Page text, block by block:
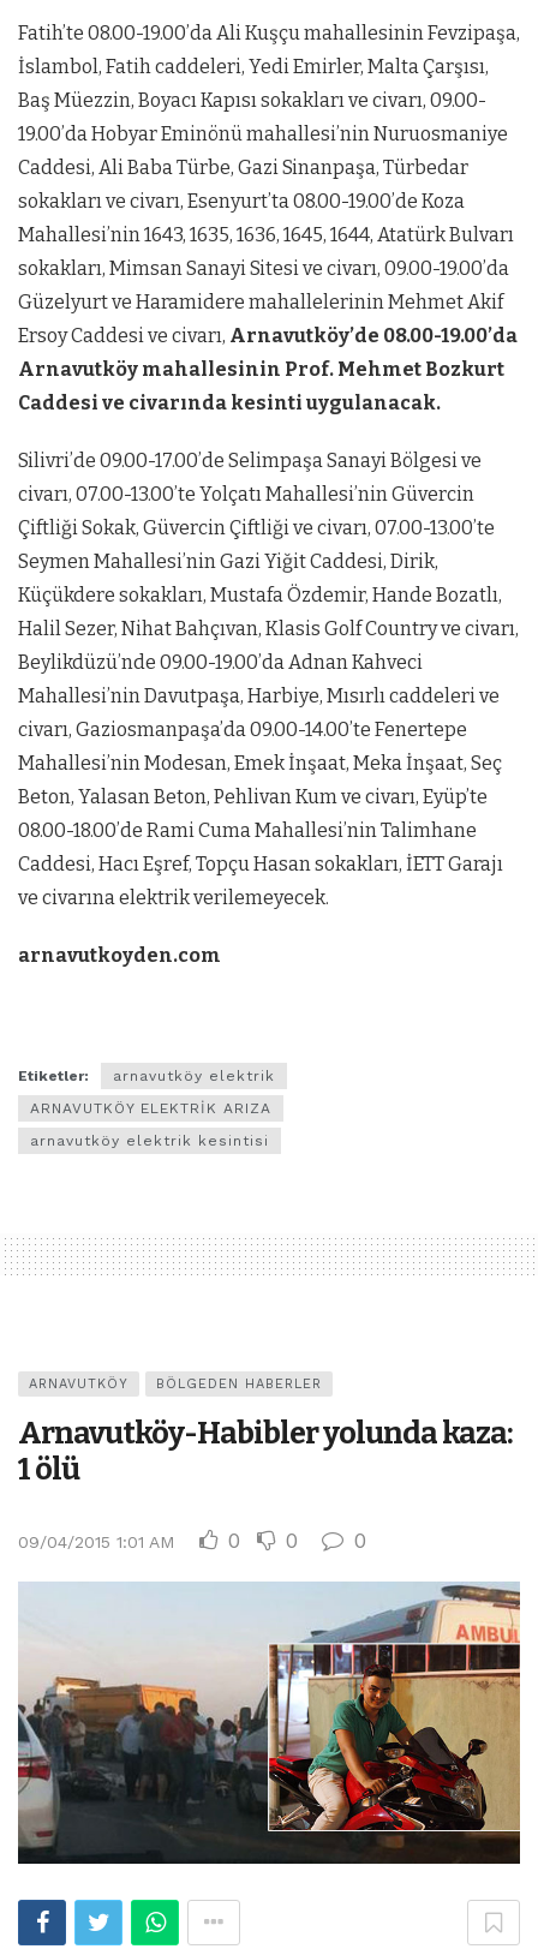
Fatih’te 08.00-19.00’da Ali Kuşçu mahallesinin Fevzipaşa,
İslambol, Fatih caddeleri, Yedi Emirler, Malta Çarşısı,
Baş Müezzin, Boyacı Kapısı sokakları ve civarı, 09.00-
19.00’da Hobyar Eminönü mahallesi’nin Nuruosmaniye
Caddesi, Ali Baba Türbe, Gazi Sinanpaşa, Türbedar
sokakları ve civarı, Esenyurt’ta 08.00-19.00’de Koza
Mahallesi’nin 1643, 1635, 1636, 1645, 1644, Atatürk Bulvarı
sokakları, Mimsan Sanayi Sitesi ve civarı, 09.00-19.00’da
Güzelyurt ve Haramidere mahallelerinin Mehmet Akif
Ersoy Caddesi ve civarı, Arnavutköy’de 08.00-19.00’da
Arnavutköy mahallesinin Prof. Mehmet Bozkurt
Caddesi ve civarında kesinti uygulanacak.
Silivri’de 09.00-17.00’de Selimpaşa Sanayi Bölgesi ve
civarı, 07.00-13.00’te Yolçatı Mahallesi’nin Güvercin
Çiftliği Sokak, Güvercin Çiftliği ve civarı, 07.00-13.00’te
Seymen Mahallesi’nin Gazi Yiğit Caddesi, Dirik,
Küçükdere sokakları, Mustafa Özdemir, Hande Bozatlı,
Halil Sezer, Nihat Bahçıvan, Klasis Golf Country ve civarı,
Beylikdüzü’nde 09.00-19.00’da Adnan Kahveci
Mahallesi’nin Davutpaşa, Harbiye, Mısırlı caddeleri ve
civarı, Gaziosmanpaşa’da 09.00-14.00’te Fenertepe
Mahallesi’nin Modesan, Emek İnşaat, Meka İnşaat, Seç
Beton, Yalasan Beton, Pehlivan Kum ve civarı, Eyüp’te
08.00-18.00’de Rami Cuma Mahallesi’nin Talimhane
Caddesi, Hacı Eşref, Topçu Hasan sokakları, İETT Garajı
ve civarına elektrik verilemeyecek.
arnavutkoyden.com
Etiketler:
arnavutköy elektrik
ARNAVUTKÖY ELEKTRİK ARIZA
arnavutköy elektrik kesintisi
ARNAVUTKÖY BÖLGEDEN HABERLER
Arnavutköy-Habibler yolunda kaza:
1 ölü
09/04/2015 1:01 AM 0 0 0